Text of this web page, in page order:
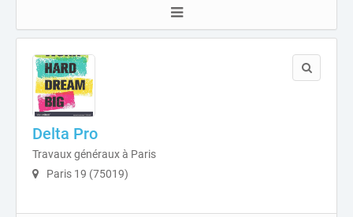
Delta Pro
Travaux généraux à Paris
Paris 19 (75019)